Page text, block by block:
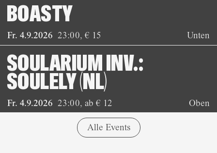
Fr. 4.9.2026 23:00,€ 15
BOASTY
Unten
Fr. 4.9.2026 23:00, ab € 12
SOULARIUM INV.:
SOULELY (NL)
Oben
Alle Events